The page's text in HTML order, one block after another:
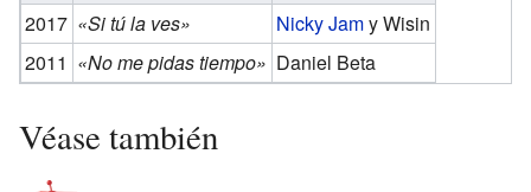
2017 «Si tú la ves» Nicky Jamy Wisin
2011 «No me pidas tiempo» Daniel Beta
Véase también